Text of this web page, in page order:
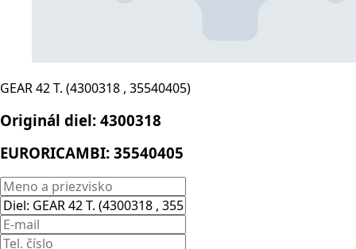
GEAR 42 T. (4300318 , 35540405)
Originál diel: 4300318
EURORICAMBI: 35540405